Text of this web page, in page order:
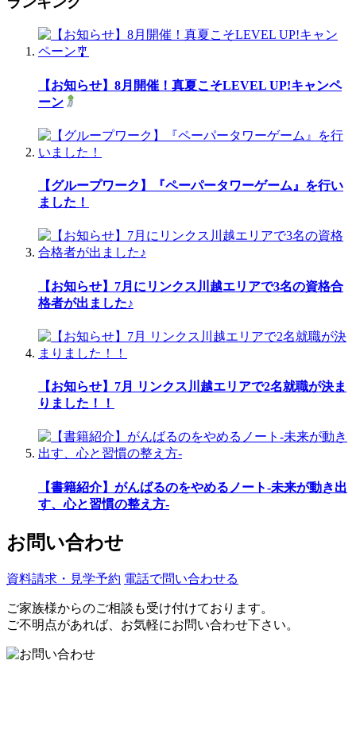
【お知らせ】8月開催！真夏こそLEVEL UP!キャンペ
ーン
【グループワーク】『ペーパータワーゲーム』を行い
ました！
【お知らせ】7月にリンクス川越エリアで3名の資格合
格者が出ました♪
【お知らせ】7月 リンクス川越エリアで2名就職が決ま
りました！！
【書籍紹介】がんばるのをやめるノート-未来が動き出
す、心と習慣の整え方-
お問い合わせ
資料請求・見学予約 電話で問い合わせる
ご家族様からのご相談も受け付けております。
ご不明点があれば、お気軽にお問い合わせ下さい。